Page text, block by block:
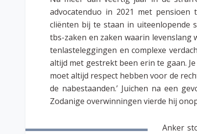
advocatenduo in 2021 met
cliënten bij te staan in uiteenlopende
tbs-zaken en zaken waarin levenslang
tenlasteleggingen en complexe
altijd met gestrekt been erin te gaan.
moet altijd respect hebben voor de
de nabestaanden.’ Juichen na een
Zodanige overwinningen vierde hij
Anker